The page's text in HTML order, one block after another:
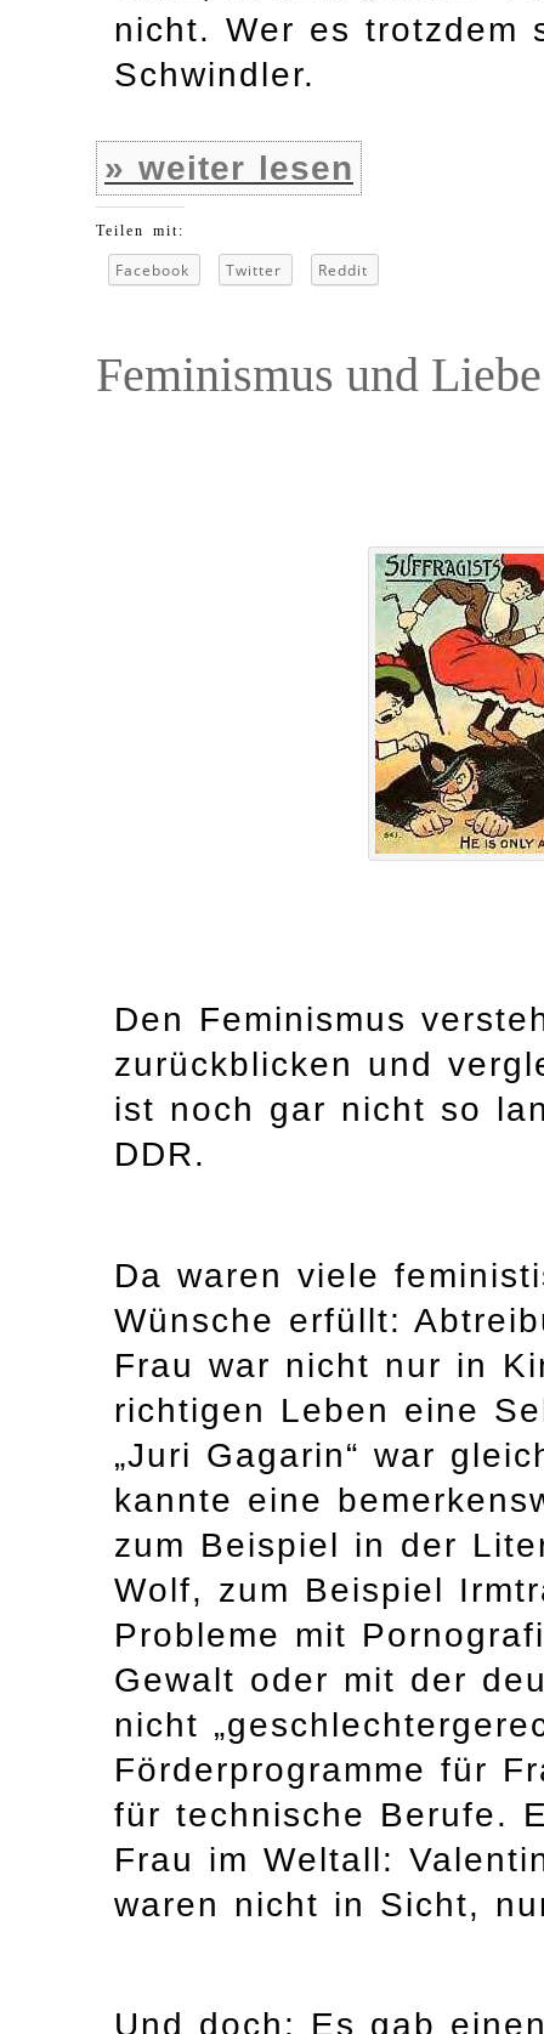
nicht. Wer es trotzdem
Schwindler.
» weiter lesen
Teilen mit:
Facebook Twitter Reddit
Feminismus und Liebe
Den Feminismus
zurückblicken und
ist noch gar nicht so
DDR.
Da waren viele
Wünsche erfüllt:
Frau war nicht nur in
richtigen Leben eine
„Juri Gagarin“ war
kannte eine
zum Beispiel in der
Wolf, zum Beispiel
Probleme mit
Gewalt oder mit der
nicht
Förderprogramme für
für technische Berufe.
Frau im Weltall:
waren nicht in Sicht,
Und doch: Es gab